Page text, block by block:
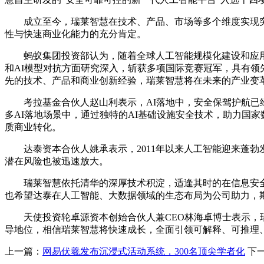
成立至今，瑞莱智慧在技术、产品、市场等多个维度实现
性与快速商业化能力的充分肯定。
蚂蚁集团投资部认为，随着全球人工智能规模化建设和应
和AI模型对抗方面研究深入，斩获多项国际竞赛冠军，具有
先的技术、产品和商业创新经验，瑞莱智慧将在未来的产业
考拉基金合伙人赵山利表示，AI落地中，安全保驾护航已
多AI落地场景中，通过独特的AI基础设施安全技术，助力国
质商业转化。
达泰资本合伙人姚承表示，2011年以来人工智能迎来蓬勃
潜在风险也被迅速放大。
瑞莱智慧依托清华的深厚技术积淀，适逢其时的在信息安
也希望达泰在人工智能、大数据领域的生态布局为公司助力
天使投资轮卓源资本创始合伙人兼CEO林海卓博士表示，
导地位，相信瑞莱智慧将快速成长，全面引领可解释、可推
上一篇： 网易伏羲发布沉浸式活动系统，300名顶尖学者化 下